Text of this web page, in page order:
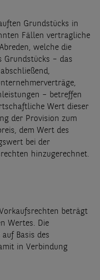
Grundstücks in
Fällen vertragliche
welche die
– das
– betreffen
Wert dieser
der Provision zum
dem Wert des
bei der
hinzugerechnet.
beträgt
Wertes. Die
Basis des
in Verbindung